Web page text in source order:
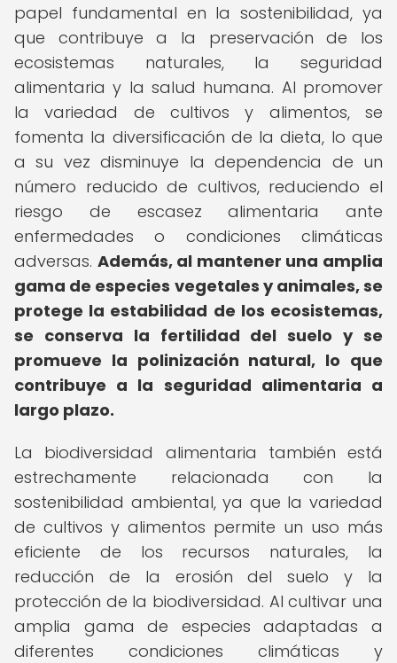
papel fundamental en la sostenibilidad, ya
que contribuye a la preservación de los
ecosistemas naturales, la seguridad
alimentaria y la salud humana. Al promover
la variedad de cultivos y alimentos, se
fomenta la diversificación de la dieta, lo que
a su vez disminuye la dependencia de un
número reducido de cultivos, reduciendo el
riesgo de escasez alimentaria ante
enfermedades o condiciones climáticas
adversas. Además, al mantener una amplia
gama de especies vegetales y animales, se
protege la estabilidad de los ecosistemas,
se conserva la fertilidad del suelo y se
promueve la polinización natural, lo que
contribuye a la seguridad alimentaria a
largo plazo.
La biodiversidad alimentaria también está
estrechamente relacionada con la
sostenibilidad ambiental, ya que la variedad
de cultivos y alimentos permite un uso más
eficiente de los recursos naturales, la
reducción de la erosión del suelo y la
protección de la biodiversidad. Al cultivar una
amplia gama de especies adaptadas a
diferentes condiciones climáticas y